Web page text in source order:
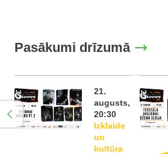
Pasākumi drīzumā
21.
augusts,
20:30
Izklaide
un
kultūra